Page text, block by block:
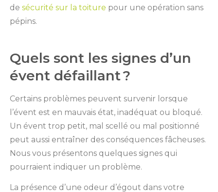
de sécurité sur la toiture pour une opération sans
pépins.
Quels sont les signes d’un
évent défaillant ?
Certains problèmes peuvent survenir lorsque
l’évent est en mauvais état, inadéquat ou bloqué.
Un évent trop petit, mal scellé ou mal positionné
peut aussi entraîner des conséquences fâcheuses.
Nous vous présentons quelques signes qui
pourraient indiquer un problème.
La présence d’une odeur d’égout dans votre